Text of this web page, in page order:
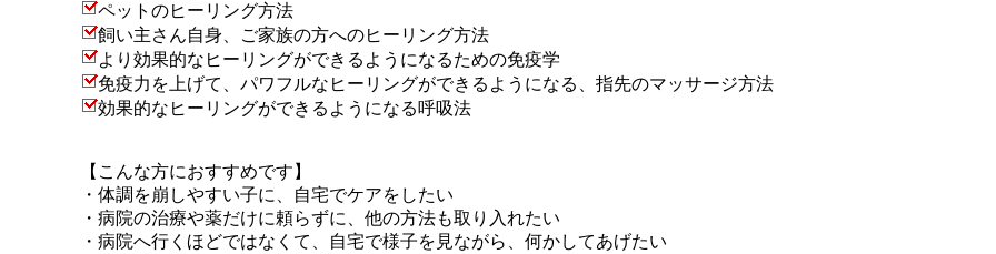
ペットのヒーリング方法
飼い主さん自身、ご家族の方へのヒーリング方法
より効果的なヒーリングができるようになるための免疫学
免疫力を上げて、パワフルなヒーリングができるようになる、指先のマッサージ方法
効果的なヒーリングができるようになる呼吸法
【こんな方におすすめです】
・ 体調を崩しやすい子に、自宅でケアをしたい
・ 病院の治療や薬だけに頼らずに、他の方法も取り入れたい
・ 病院へ行くほどではなくて、自宅で様子を見ながら、何かしてあげたい